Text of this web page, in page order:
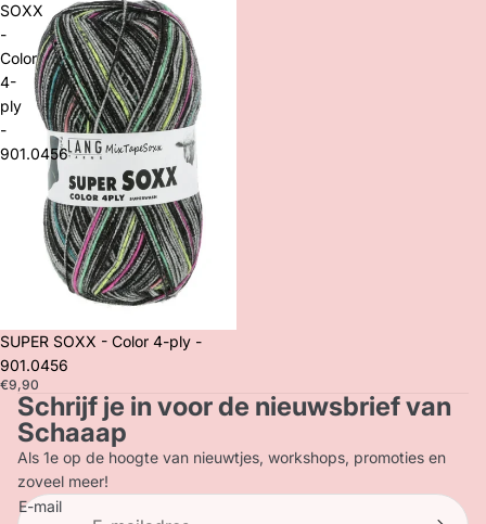
SOXX
-
Color
4-
ply
-
901.0456
SUPER SOXX - Color 4-ply -
901.0456
€9,90
Schrijf je in voor de nieuwsbrief van
Schaaap
Als 1e op de hoogte van nieuwtjes, workshops, promoties en
zoveel meer!
E-mail
Privacybeleid
Terugbetalingsbeleid
Contactgegevens